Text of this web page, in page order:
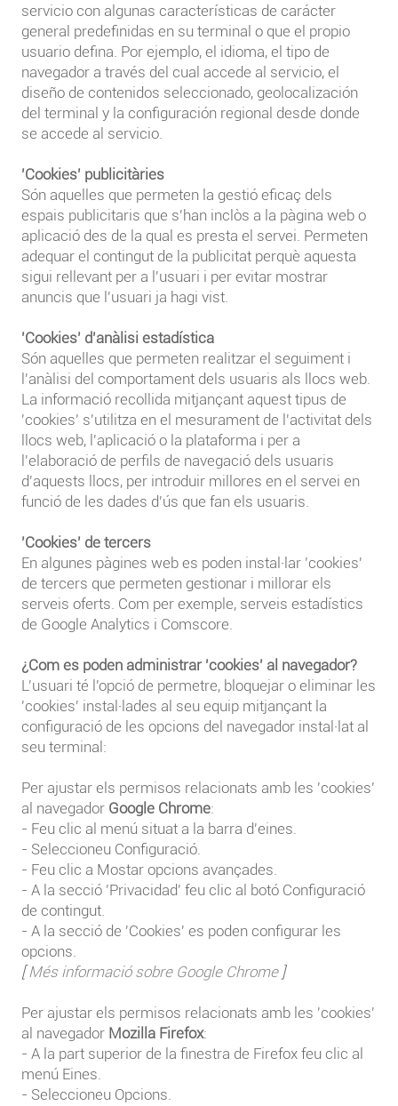
servicio con algunas características de carácter
general predefinidas en su terminal o que el propio
usuario defina. Por ejemplo, el idioma, el tipo de
navegador a través del cual accede al servicio, el
diseño de contenidos seleccionado, geolocalización
del terminal y la configuración regional desde donde
se accede al servicio.
'Cookies' publicitàries
Són aquelles que permeten la gestió eficaç dels
espais publicitaris que s'han inclòs a la pàgina web o
aplicació des de la qual es presta el servei. Permeten
adequar el contingut de la publicitat perquè aquesta
sigui rellevant per a l'usuari i per evitar mostrar
anuncis que l'usuari ja hagi vist.
'Cookies' d'anàlisi estadística
Són aquelles que permeten realitzar el seguiment i
l'anàlisi del comportament dels usuaris als llocs web.
La informació recollida mitjançant aquest tipus de
'cookies' s'utilitza en el mesurament de l'activitat dels
llocs web, l'aplicació o la plataforma i per a
l'elaboració de perfils de navegació dels usuaris
d'aquests llocs, per introduir millores en el servei en
funció de les dades d'ús que fan els usuaris.
'Cookies' de tercers
En algunes pàgines web es poden instal·lar 'cookies'
de tercers que permeten gestionar i millorar els
serveis oferts. Com per exemple, serveis estadístics
de Google Analytics i Comscore.
¿Com es poden administrar 'cookies' al navegador?
L'usuari té l'opció de permetre, bloquejar o eliminar les
'cookies' instal·lades al seu equip mitjançant la
configuració de les opcions del navegador instal·lat al
seu terminal:
Per ajustar els permisos relacionats amb les 'cookies'
al navegador Google Chrome:
- Feu clic al menú situat a la barra d'eines.
- Seleccioneu Configuració.
- Feu clic a Mostar opcions avançades.
- A la secció 'Privacidad' feu clic al botó Configuració
de contingut.
- A la secció de 'Cookies' es poden configurar les
opcions.
[Més informació sobre Google Chrome]
Per ajustar els permisos relacionats amb les 'cookies'
al navegador Mozilla Firefox:
- A la part superior de la finestra de Firefox feu clic al
menú Eines.
- Seleccioneu Opcions.